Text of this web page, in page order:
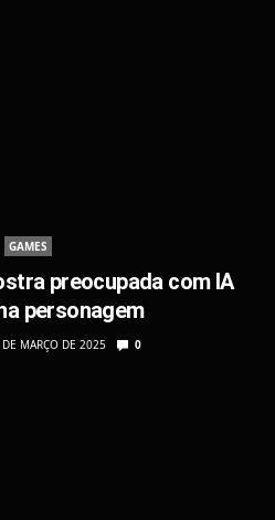
GAMES
preocupada com IA
personagem
MARÇO DE 2025 0